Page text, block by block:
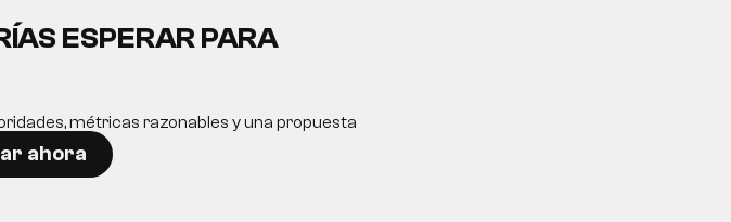
ESPERAR PARA
métricas razonables y una propuesta
ahora